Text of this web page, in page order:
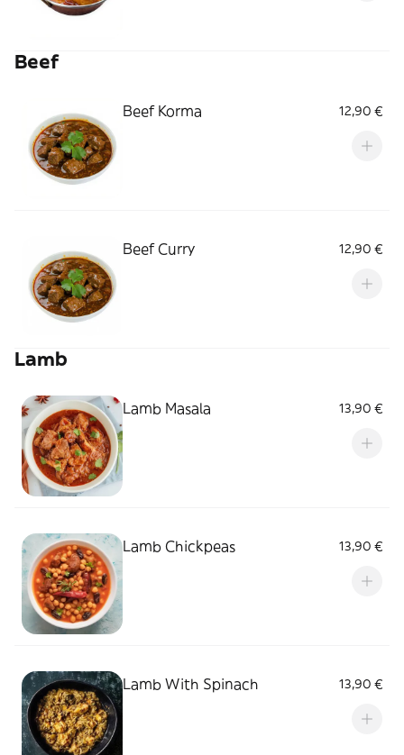
Beef
Beef Korma 12,90 €
Beef Curry 12,90 €
Lamb
Lamb Masala 13,90 €
Lamb Chickpeas 13,90 €
Lamb With Spinach 13,90 €